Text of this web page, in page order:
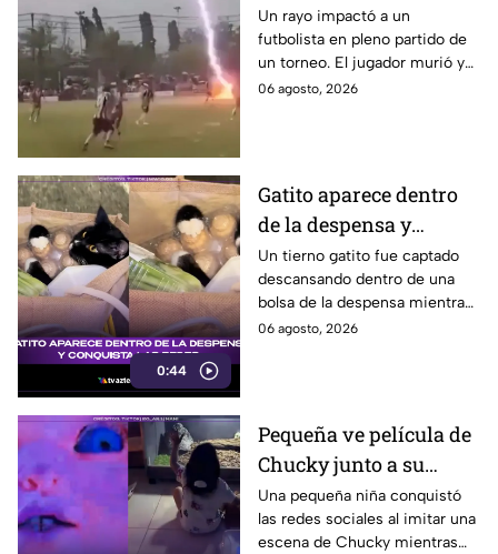
rayo mata a futbolista
en pleno partido
Un rayo impactó a un
futbolista en pleno partido de
un torneo. El jugador murió y
otros nueve resultaron heridos
06 agosto, 2026
0:44
Gatito aparece dentro
de la despensa y
conquista las redes
Un tierno gatito fue captado
descansando dentro de una
bolsa de la despensa mientras
abrazaba un paquete de
06 agosto, 2026
Pequeña ve película de
Chucky junto a su
muñeco y se vuelve
viral
Una pequeña niña conquistó
las redes sociales al imitar una
escena de Chucky mientras